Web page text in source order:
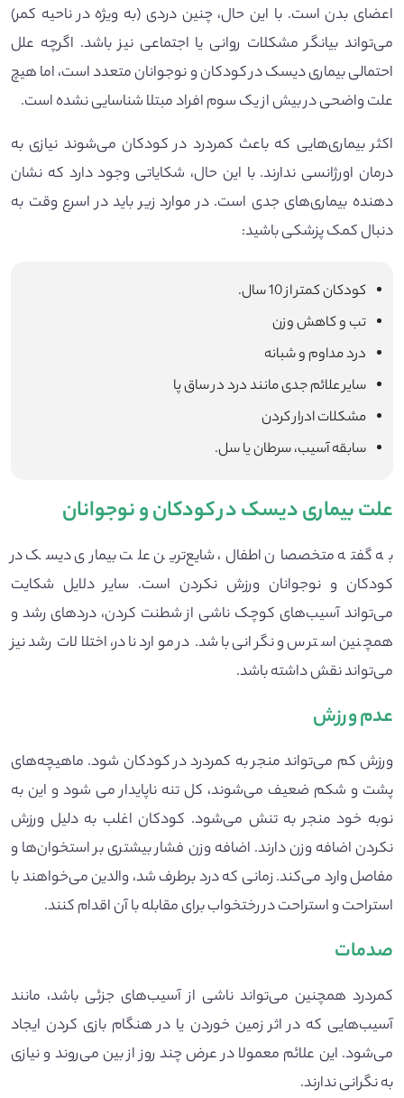
اعضای بدن است. با این حال، چنین دردی (به ویژه در ناحیه کمر)
می‌تواند بیانگر مشکلات روانی یا اجتماعی نیز باشد. اگرچه علل
احتمالی بیماری دیسک در کودکان و نوجوانان متعدد است، اما هیچ
علت واضحی در بیش از یک سوم افراد مبتلا شناسایی نشده است.
اکثر بیماری‌هایی که باعث کمردرد در کودکان می‌شوند نیازی به
درمان اورژانسی ندارند. با این حال، شکایاتی وجود دارد که نشان
دهنده بیماری‌های جدی است. در موارد زیر باید در اسرع وقت به
دنبال کمک پزشکی باشید:
کودکان کمتر از 10 سال.
تب و کاهش وزن
درد مداوم و شبانه
سایر علائم جدی مانند درد در ساق پا
مشکلات ادرار کردن
سابقه آسیب، سرطان یا سل.
علت بیماری‌ دیسک در کودکان و نوجوانان
به گفته متخصصان اطفال، شایع‌ترین علت بیماری دیسک در
کودکان و نوجوانان ورزش نکردن است. سایر دلایل شکایت
می‌تواند آسیب‌های کوچک ناشی از شطنت کردن، دردهای رشد و
همچنین استرس و نگرانی باشد. در موارد نادر، اختلالات رشد نیز
می‌تواند نقش داشته باشد.
عدم ورزش
ورزش کم می‌تواند منجر به کمردرد در کودکان شود. ماهیچه‌های
پشت و شکم ضعیف می‌شوند، کل تنه ناپایدار می شود و این به
نوبه خود منجر به تنش می‌شود. کودکان اغلب به دلیل ورزش
نکردن اضافه وزن دارند. اضافه وزن فشار بیشتری بر استخوان‌ها و
مفاصل وارد می‌کند. زمانی که درد برطرف شد، والدین می‌خواهند با
استراحت و استراحت در رختخواب برای مقابله با آن اقدام کنند.
صدمات
کمردرد همچنین می‌تواند ناشی از آسیب‌های جزئی باشد، مانند
آسیب‌هایی که در اثر زمین خوردن یا در هنگام بازی کردن ایجاد
می‌شود. این علائم معمولا در عرض چند روز از بین می‌روند و نیازی
به نگرانی ندارند.